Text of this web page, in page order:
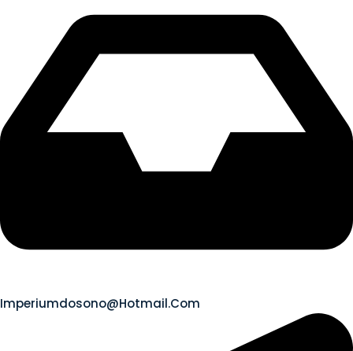
Imperiumdosono@hotmail.com